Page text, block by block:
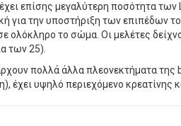
επίσης μεγαλύτερη ποσότητα
για την υποστήριξη των επιπέδων
ολόκληρο το σώμα. Οι μελέτες
των 25).
πολλά άλλα πλεονεκτήματα
έχει υψηλό περιεχόμενο